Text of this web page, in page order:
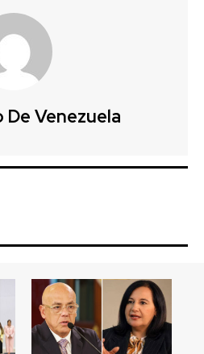
Venezuela